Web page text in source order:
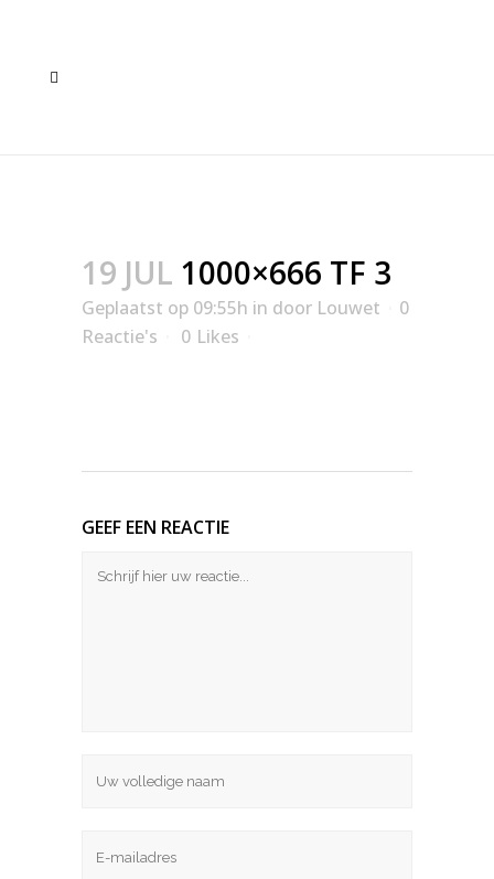
19 JUL 1000×666 TF 3
Geplaatst op 09:55h in door Louwet
0
Reactie's
0 Likes
GEEF EEN REACTIE